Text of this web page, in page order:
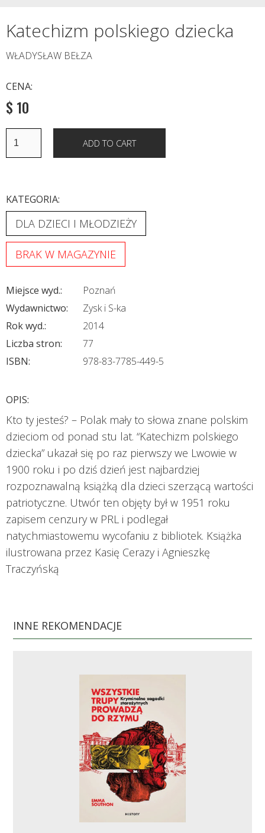
Katechizm polskiego dziecka
WŁADYSŁAW BEŁZA
CENA:
$ 10
KATEGORIA:
DLA DZIECI I MŁODZIEŻY
BRAK W MAGAZYNIE
Miejsce wyd.:
Poznań
Wydawnictwo:
Zysk i S-ka
Rok wyd.:
2014
Liczba stron:
77
ISBN:
978-83-7785-449-5
OPIS:
Kto ty jesteś? – Polak mały to słowa znane polskim
dzieciom od ponad stu lat. “Katechizm polskiego
dziecka” ukazał się po raz pierwszy we Lwowie w
1900 roku i po dziś dzień jest najbardziej
rozpoznawalną książką dla dzieci szerzącą wartości
patriotyczne. Utwór ten objęty był w 1951 roku
zapisem cenzury w PRL i podlegał
natychmiastowemu wycofaniu z bibliotek. Książka
ilustrowana przez Kasię Cerazy i Agnieszkę
Traczyńską
INNE REKOMENDACJE